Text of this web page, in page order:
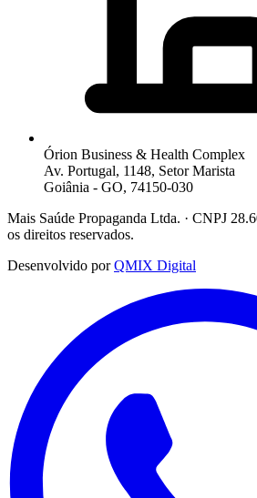
Órion Business & Health Complex
Av. Portugal, 1148, Setor Marista
Goiânia - GO, 74150-030
Mais Saúde Propaganda Ltda. · CNPJ
os direitos reservados.
Desenvolvido por QMIX Digital